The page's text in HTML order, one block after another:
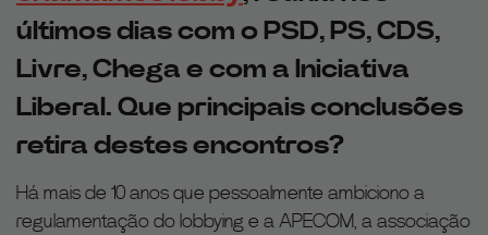
últimos dias com o PSD, PS, CDS,
Livre, Chega e com a Iniciativa
Liberal. Que principais conclusões
retira destes encontros?
Há mais de 10 anos que pessoalmente ambiciono a
regulamentação do lobbying e a APECOM, a associação